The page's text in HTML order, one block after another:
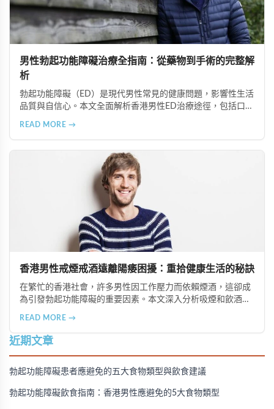
男性勃起功能障礙治療全指南：從藥物到手術的完整解
析
勃起功能障礙（ED）是現代男性常見的健康問題，影響性生活
品質與自信心。本文全面解析香港男性ED治療途徑，包括口服
人狀況選擇最適合的治療方式。
READ MORE →
香港男性戒煙戒酒遠離陽痿困擾：重拾健康生活的秘訣
在繁忙的香港社會，許多男性因工作壓力而依賴煙酒，這卻成
為引發勃起功能障礙的重要因素。本文深入分析吸煙和飲酒對
READ MORE →
近期文章
勃起功能障礙患者應避免的五大食物類型與飲食建議
勃起功能障礙飲食指南：香港男性應避免的5大食物類型